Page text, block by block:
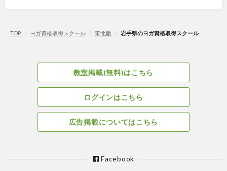
TOP 〉 ヨガ資格取得スクール 〉 東北版 〉 岩手県のヨガ資格取得スクール
教室掲載(無料)はこちら
ログインはこちら
広告掲載についてはこちら
Facebook